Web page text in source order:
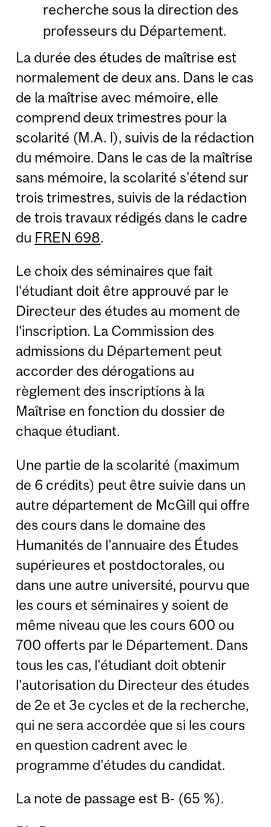
recherche sous la direction des
professeurs du Département.
La durée des études de maîtrise est
normalement de deux ans. Dans le cas
de la maîtrise avec mémoire, elle
comprend deux trimestres pour la
scolarité (M.A. I), suivis de la rédaction
du mémoire. Dans le cas de la maîtrise
sans mémoire, la scolarité s'étend sur
trois trimestres, suivis de la rédaction
de trois travaux rédigés dans le cadre
du FREN 698.
Le choix des séminaires que fait
l'étudiant doit être approuvé par le
Directeur des études au moment de
l'inscription. La Commission des
admissions du Département peut
accorder des dérogations au
règlement des inscriptions à la
Maîtrise en fonction du dossier de
chaque étudiant.
Une partie de la scolarité (maximum
de 6 crédits) peut être suivie dans un
autre département de McGill qui offre
des cours dans le domaine des
Humanités de l'annuaire des Études
supérieures et postdoctorales, ou
dans une autre université, pourvu que
les cours et séminaires y soient de
même niveau que les cours 600 ou
700 offerts par le Département. Dans
tous les cas, l'étudiant doit obtenir
l'autorisation du Directeur des études
de 2e et 3e cycles et de la recherche,
qui ne sera accordée que si les cours
en question cadrent avec le
programme d'études du candidat.
La note de passage est B- (65 %).